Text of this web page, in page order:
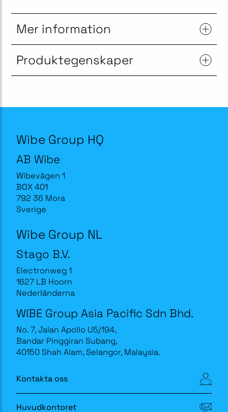
Mer information
Produktegenskaper
Wibe Group HQ
AB Wibe
Wibevägen 1
BOX 401
792 36 Mora
Sverige
Wibe Group NL
Stago B.V.
Electronweg 1
1627 LB Hoorn
Nederländerna
WIBE Group Asia Pacific Sdn Bhd.
No. 7, Jalan Apollo U5/194,
Bandar Pinggiran Subang,
40150 Shah Alam, Selangor, Malaysia.
Kontakta oss
Huvudkontoret